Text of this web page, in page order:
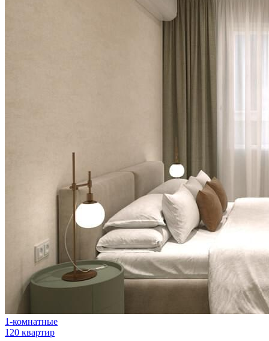
1-комнатные
120 квартир